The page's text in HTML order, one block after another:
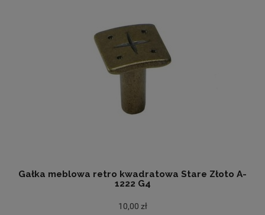
Gałka meblowa retro kwadratowa Stare Złoto A-
1222 G4
10,00 zł